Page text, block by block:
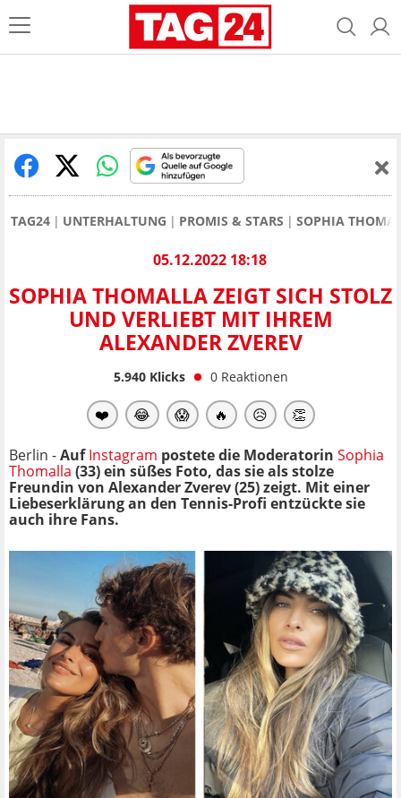
TAG24 UNTERHALTUNG PROMIS & STARS SOPHIA
05.12.2022 18:18
SOPHIA THOMALLA ZEIGT SICH STOLZ
UND VERLIEBT MIT IHREM
ALEXANDER ZVEREV
5.940Klicks 0 Reaktionen
❤️ 😂 😱 🔥 😥 👏
Berlin -AufInstagram postete die Moderatorin Sophia
Thomalla (33) ein süßes Foto, das sie als stolze
Freundin von Alexander Zverev (25) zeigt. Mit einer
Liebeserklärung an den Tennis-Profi entzückte sie
auch ihre Fans.